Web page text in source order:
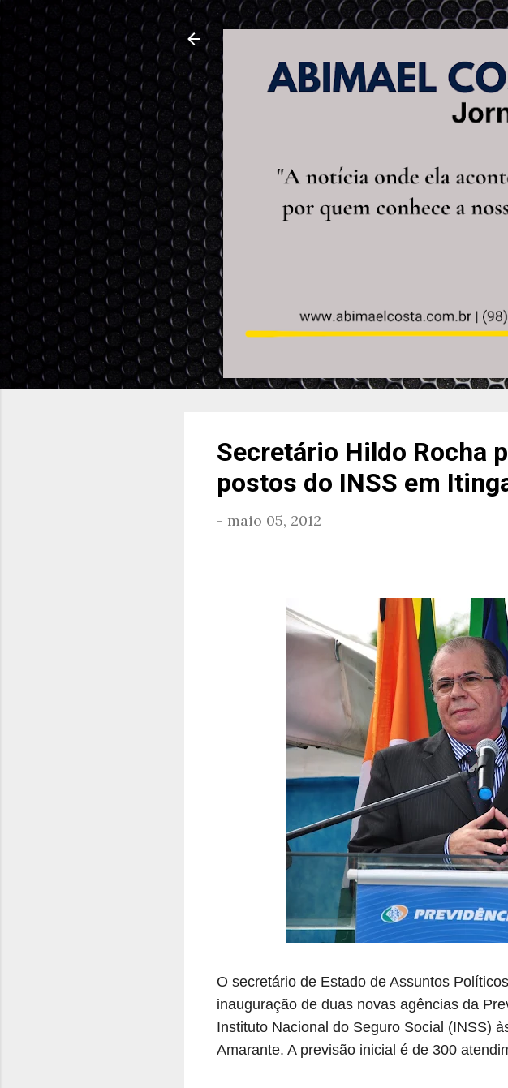
Pular
Secretário Hildo Rocha
postos do INSS em
- maio 05, 2012
O secretário de Estado de Assuntos
inauguração de duas novas agências da
Instituto Nacional do Seguro Social (INSS)
Amarante. A previsão inicial é de 300